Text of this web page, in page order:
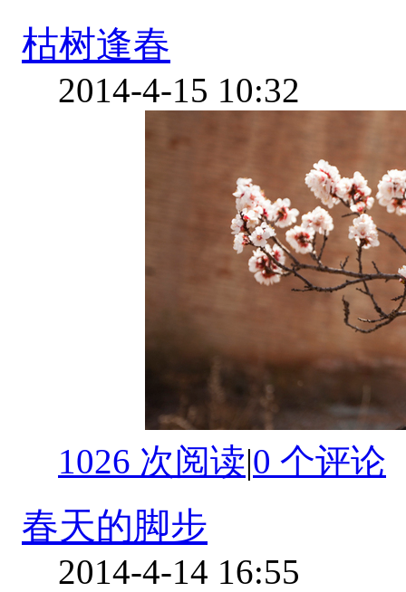
枯树逢春
2014-4-15 10:32
1026 次阅读|0 个评论
春天的脚步
2014-4-14 16:55